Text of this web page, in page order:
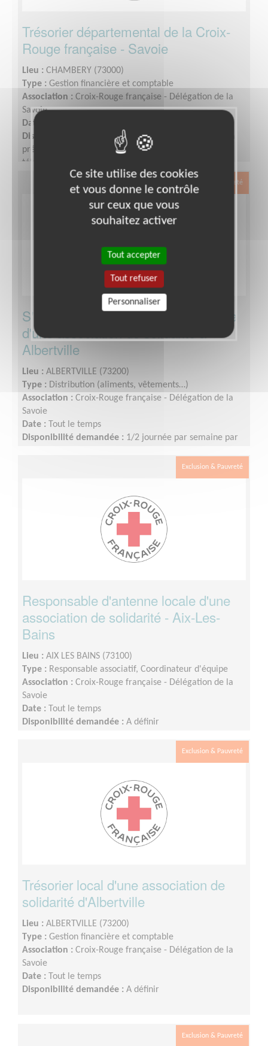
Trésorier départemental de la Croix-
Rouge française - Savoie
Lieu : CHAMBERY (73000)
Type : Gestion financière et comptable
Association : Croix-Rouge française - Délégation de la
Savoie
Date :
Disponibilité demandée :1/2 journée par semaine en
présentiel dans les locaux, le reste peut se faire en
télébénévolat.
Exclusion & Pauvreté
S'investir dans une boutique solidaire
d'une association de solidarité à
Albertville
Lieu : ALBERTVILLE (73200)
Type : Distribution (aliments, vêtements…)
Association : Croix-Rouge française - Délégation de la
Savoie
Date : Tout le temps
Disponibilité demandée : 1/2 journée par semaine par
Exclusion & Pauvreté
Responsable d'antenne locale d'une
association de solidarité - Aix-Les-
Bains
Lieu : AIX LES BAINS (73100)
Type : Responsable associatif, Coordinateur d'équipe
Association : Croix-Rouge française - Délégation de la
Savoie
Date : Tout le temps
Disponibilité demandée : A définir
Exclusion & Pauvreté
Trésorier local d'une association de
solidarité d'Albertville
Lieu : ALBERTVILLE (73200)
Type : Gestion financière et comptable
Association : Croix-Rouge française - Délégation de la
Savoie
Date : Tout le temps
Disponibilité demandée : A définir
Exclusion & Pauvreté
Ce site utilise des cookies
et vous donne le contrôle
sur ceux que vous
souhaitez activer
Tout accepter
Tout refuser
Personnaliser